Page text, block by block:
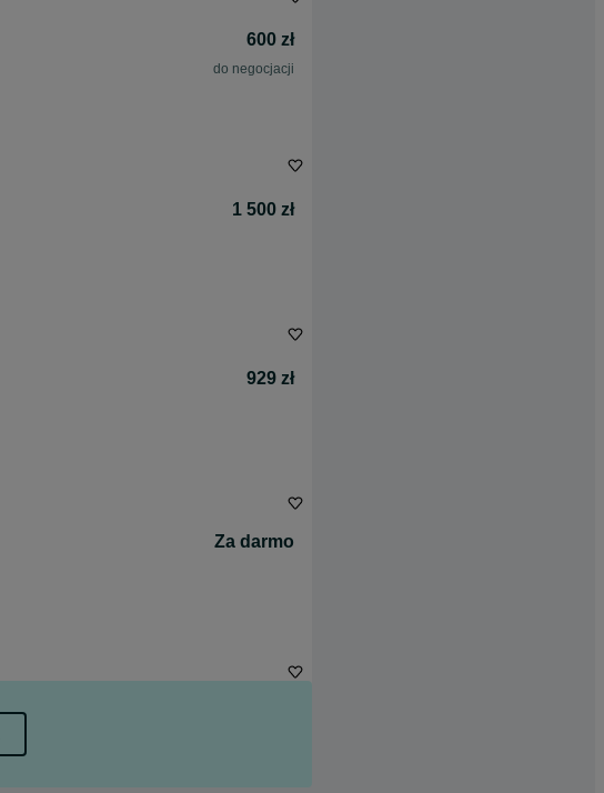
600 zł
do negocjacji
1 500 zł
929 zł
Za darmo